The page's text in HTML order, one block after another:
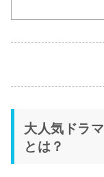
大人気ドラ
とは？